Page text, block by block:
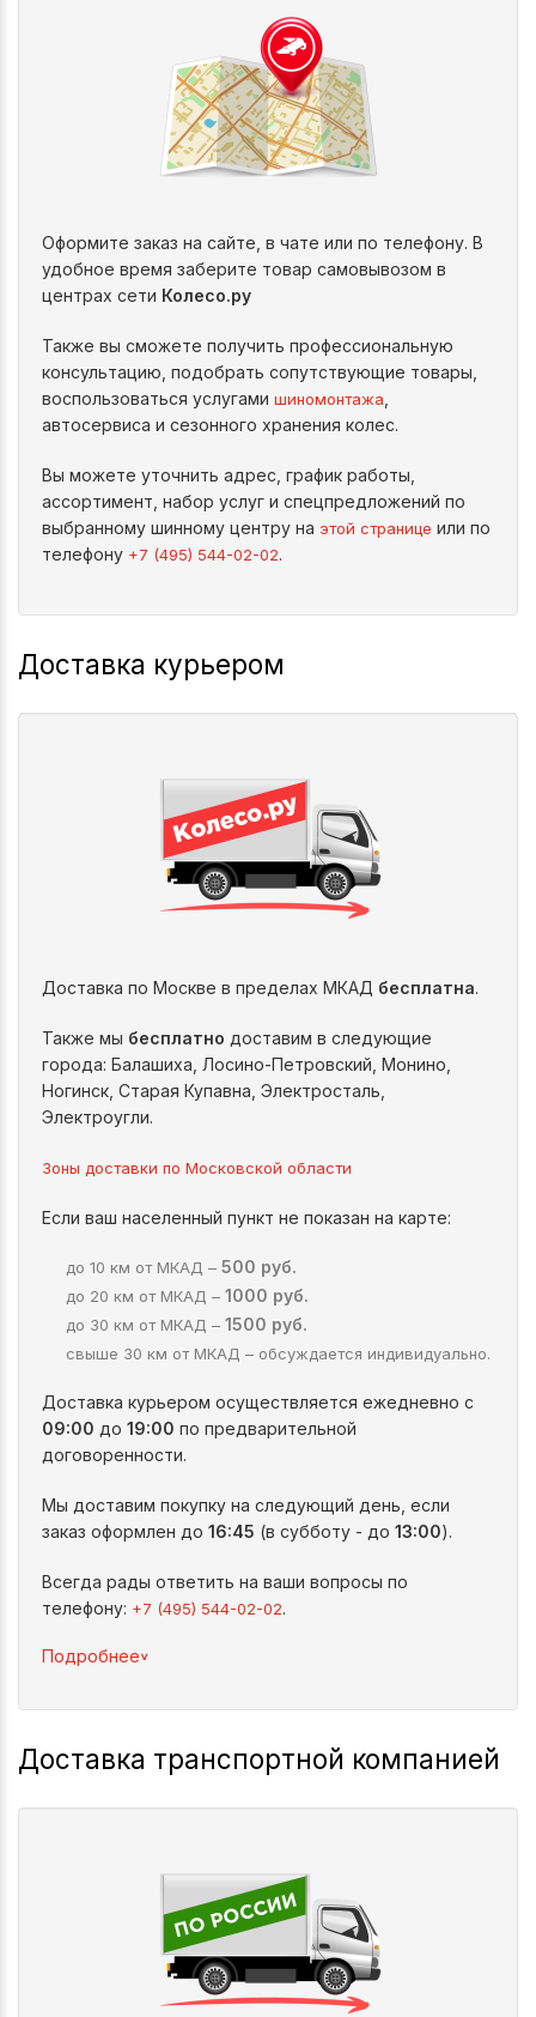
Оформите заказ на сайте, в чате или по телефону. В
удобное время заберите товар самовывозом в
центрах сети Колесо.ру
Также вы сможете получить профессиональную
консультацию, подобрать сопутствующие товары,
воспользоваться услугами шиномонтажа
автосервиса и сезонного хранения колес.
Вы можете уточнить адрес, график работы,
ассортимент, набор услуг и спецпредложений по
выбранному шинному центру на этой странице или по
телефону +7 (495) 544-02-02.
Доставка курьером
Доставка по Москве в пределах МКАД бесплатна.
Также мы бесплатно доставим в следующие
города: Балашиха, Лосино-Петровский, Монино,
Ногинск, Старая Купавна, Электросталь,
Электроугли.
Зоны доставки по Московской области
Если ваш населенный пункт не показан на карте:
до 10 км от МКАД – 500 руб.
до 20 км от МКАД – 1000 руб.
до 30 км от МКАД – 1500 руб.
свыше 30 км от МКАД – обсуждается индивидуально.
Доставка курьером осуществляется ежедневно с
09:00 до 19:00 по предварительной
договоренности.
Мы доставим покупку на следующий день, если
заказ оформлен до 16:45 (в субботу - до 13:00).
Всегда рады ответить на ваши вопросы по
телефону: +7 (495) 544-02-02.
Подробнее^
Доставка транспортной компанией